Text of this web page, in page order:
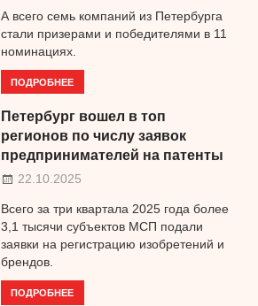
А всего семь компаний из Петербурга
стали призерами и победителями в 11
номинациях.
ПОДРОБНЕЕ
Петербург вошел в топ
регионов по числу заявок
предпринимателей на патенты
22.10.2025
Всего за три квартала 2025 года более
3,1 тысячи субъектов МСП подали
заявки на регистрацию изобретений и
брендов.
ПОДРОБНЕЕ